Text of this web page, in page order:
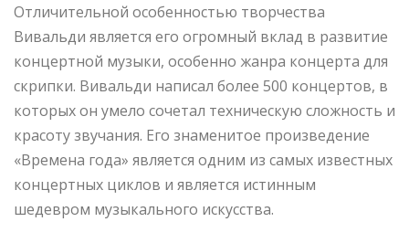
Отличительной особенностью творчества
Вивальди является его огромный вклад в развитие
концертной музыки, особенно жанра концерта для
скрипки. Вивальди написал более 500 концертов, в
которых он умело сочетал техническую сложность и
красоту звучания. Его знаменитое произведение
«Времена года» является одним из самых известных
концертных циклов и является истинным
шедевром музыкального искусства.